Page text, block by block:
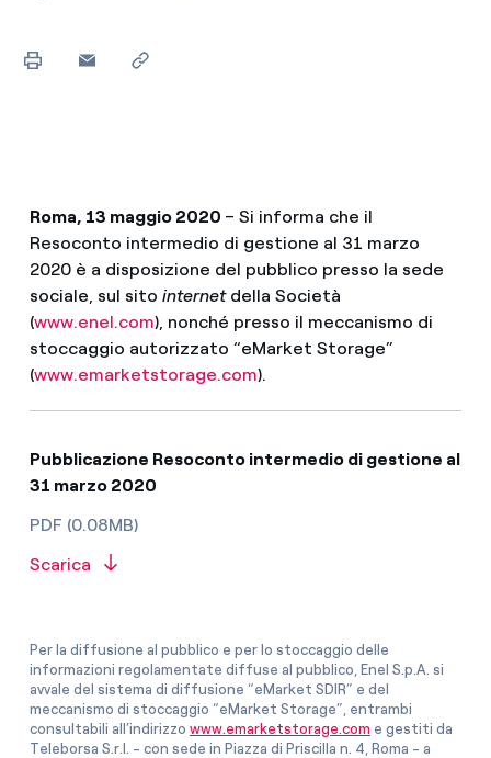
Roma, 13 maggio 2020 – Si informa che il
Resoconto intermedio di gestione al 31 marzo
2020 è a disposizione del pubblico presso la sede
sociale, sul sito internetdella Società
(www.enel.com), nonché presso il meccanismo di
stoccaggio autorizzato “eMarket Storage”
(www.emarketstorage.com).
Pubblicazione Resoconto intermedio di gestione al
31 marzo 2020
PDF (0.08MB)
Scarica
Per la diffusione al pubblico e per lo stoccaggio delle
informazioni regolamentate diffuse al pubblico, Enel S.p.A. si
avvale del sistema di diffusione “eMarket SDIR” e del
meccanismo di stoccaggio “eMarket Storage”, entrambi
consultabili all’indirizzo www.emarketstorage.com e gestiti da
Teleborsa S.r.l. - con sede in Piazza di Priscilla n. 4, Roma - a